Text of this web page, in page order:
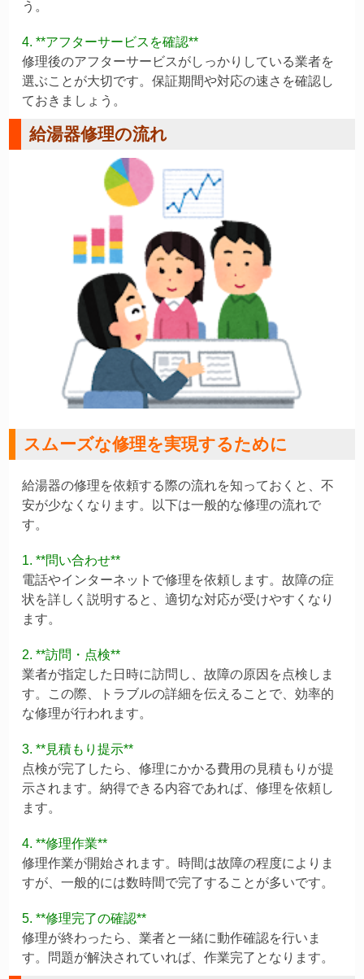
う。
4. **アフターサービスを確認**
修理後のアフターサービスがしっかりしている業者を
選ぶことが大切です。保証期間や対応の速さを確認し
ておきましょう。
給湯器修理の流れ
スムーズな修理を実現するために
給湯器の修理を依頼する際の流れを知っておくと、不
安が少なくなります。以下は一般的な修理の流れで
す。
1. **問い合わせ**
電話やインターネットで修理を依頼します。故障の症
状を詳しく説明すると、適切な対応が受けやすくなり
ます。
2. **訪問・点検**
業者が指定した日時に訪問し、故障の原因を点検しま
す。この際、トラブルの詳細を伝えることで、効率的
な修理が行われます。
3. **見積もり提示**
点検が完了したら、修理にかかる費用の見積もりが提
示されます。納得できる内容であれば、修理を依頼し
ます。
4. **修理作業**
修理作業が開始されます。時間は故障の程度によりま
すが、一般的には数時間で完了することが多いです。
5. **修理完了の確認**
修理が終わったら、業者と一緒に動作確認を行いま
す。問題が解決されていれば、作業完了となります。